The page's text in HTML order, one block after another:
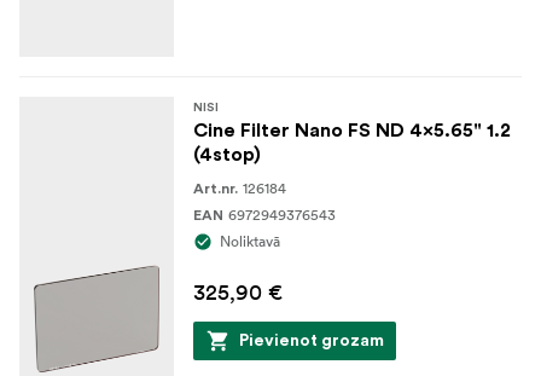
NISI
Cine Filter Nano FS ND 4x5.65" 1.2
(4stop)
Art.nr. 126184
EAN 6972949376543
Noliktavā
325,90 €
Pievienot grozam